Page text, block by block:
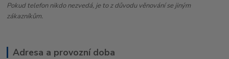
Pokud telefon nikdo nezvedá, je to z důvodu věnování se jiným
zákazníkům.
Adresa a provozní doba